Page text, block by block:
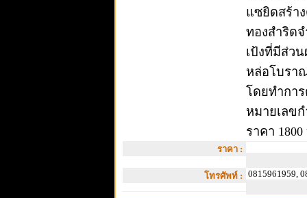
แซยิดสร้า
ทองสำริด
เป้งที่มีส่ว
หล่อโบรา
โดยทำกา
หมายเลข
ราคา
ราคา :
โทรศัพท์ : 0815961959,